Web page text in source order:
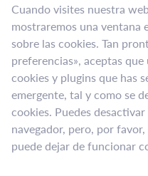
Cuando visites nuestra
mostraremos una ventana
sobre las cookies. Tan
preferencias», aceptas
cookies y plugins que has
emergente, tal y como se
cookies. Puedes
navegador, pero, por
puede dejar de funcionar